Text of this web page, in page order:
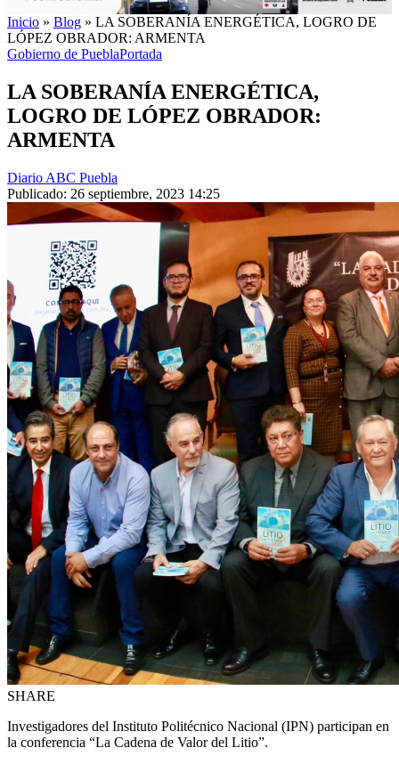
Inicio » Blog » LA SOBERANÍA ENERGÉTICA, LOGRO DE
LÓPEZ OBRADOR: ARMENTA
Gobierno de PueblaPortada
LA SOBERANÍA ENERGÉTICA,
LOGRO DE LÓPEZ OBRADOR:
ARMENTA
Diario ABC Puebla
Publicado: 26 septiembre, 2023 14:25
SHARE
Investigadores del Instituto Politécnico Nacional (IPN) participan en
la conferencia “La Cadena de Valor del Litio”.